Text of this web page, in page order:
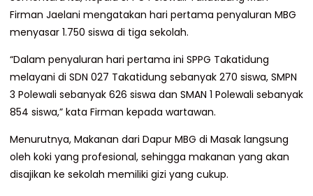
Firman Jaelani mengatakan hari pertama penyaluran MBG
menyasar 1.750 siswa di tiga sekolah.
“Dalam penyaluran hari pertama ini SPPG Takatidung
melayani di SDN 027 Takatidung sebanyak 270 siswa, SMPN
3 Polewali sebanyak 626 siswa dan SMAN 1 Polewali sebanyak
854 siswa,” kata Firman kepada wartawan.
Menurutnya, Makanan dari Dapur MBG di Masak langsung
oleh koki yang profesional, sehingga makanan yang akan
disajikan ke sekolah memiliki gizi yang cukup.